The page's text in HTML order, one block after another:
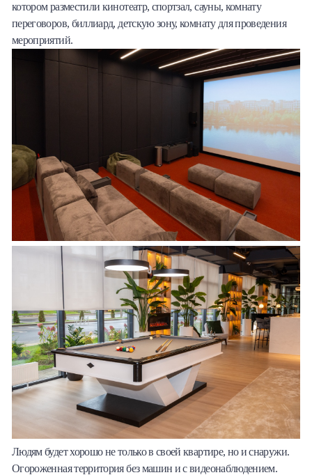
котором разместили кинотеатр, спортзал, сауны, комнату
переговоров, биллиард, детскую зону, комнату для проведения
мероприятий.
Людям будет хорошо не только в своей квартире, но и снаружи.
Огороженная территория без машин и с видеонаблюдением.